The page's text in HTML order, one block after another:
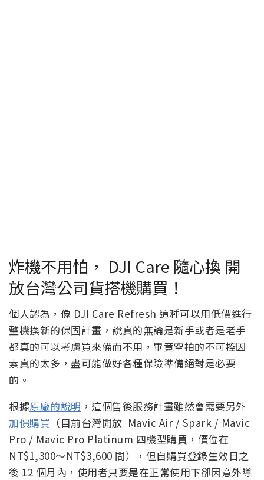
炸機不用怕， DJI Care 隨心換 開
放台灣公司貨搭機購買！
個人認為，像 DJI Care Refresh 這種可以用低價進行
整機換新的保固計畫，說真的無論是新手或者是老手
都真的可以考慮買來備而不用，畢竟空拍的不可控因
素真的太多，盡可能做好各種保險準備絕對是必要
的。
根據原廠的說明 ，這個售後服務計畫雖然會需要另外
加價購買 （目前台灣開放 Mavic Air / Spark / Mavic
Pro / Mavic Pro Platinum 四機型購買，價位在
NT$1,300～NT$3,600 間），但自購買登錄生效日之
後 12 個月內，使用者只要是在正常使用下卻因意外導